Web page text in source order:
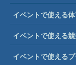
イベントで使える
イベントで使える
イベントで使える